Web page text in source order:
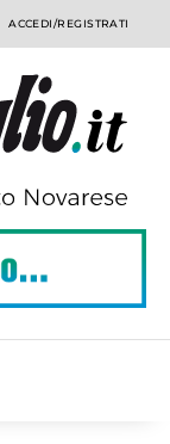
ACCEDI/REGISTRATI